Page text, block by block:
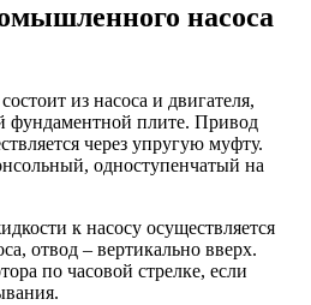
насоса
из насоса и двигателя,
фундаментной плите. Привод
через упругую муфту.
одноступенчатый на
к насосу осуществляется
отвод – вертикально вверх.
по часовой стрелке, если